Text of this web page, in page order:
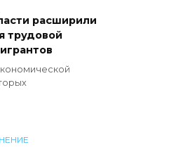
расширили
трудовой